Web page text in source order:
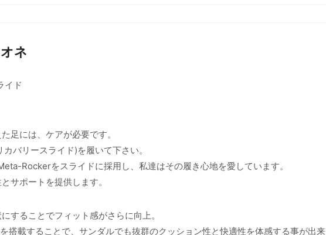
ネ
イド
足には、ケアが必要です。
バリースライド)を履いて下さい。
Rockerをスライドに採用し、私達はその履き心地を愛しています。
サポートを提供します。
することでフィット感がさらに向上。
搭載することで、サンダルでも抜群のクッション性と快適性を体感する事が出来